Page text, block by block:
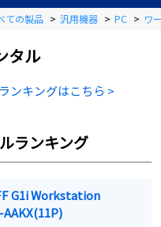
ての製品 > 汎用機器 > PC > ワ
タル
ンキングはこちら >
ランキング
G1i Workstation
AAKX(11P)